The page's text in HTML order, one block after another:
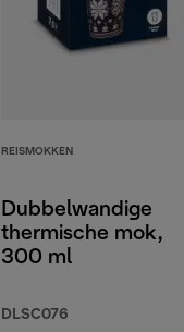
REISMOKKEN
Dubbelwandige
thermische mok,
300 ml
DLSC076